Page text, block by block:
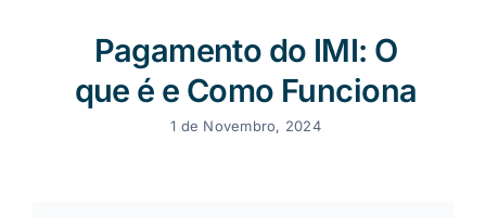
Pagamento do IMI: O
que é e Como Funciona
1 de Novembro, 2024